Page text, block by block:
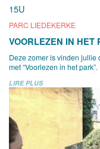
15U
PARC LIEDEKERKE
VOORLEZEN IN HET
Deze zomer is vinden
met “Voorlezen in het park”.
LIRE PLUS